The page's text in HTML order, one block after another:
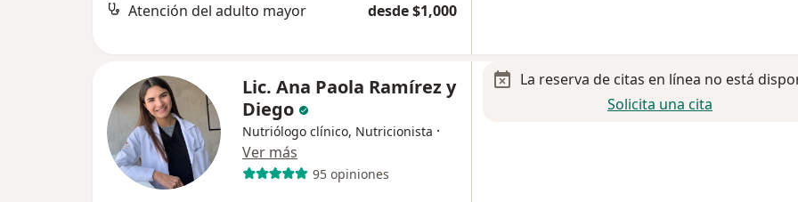
Atención del adulto mayor desde $1,000
Lic. Ana Paola Ramírez y
Diego
Nutriólogo clínico, Nutricionista ·
Ver más
95 opiniones
La reserva de citas en línea no está
Solicita una cita